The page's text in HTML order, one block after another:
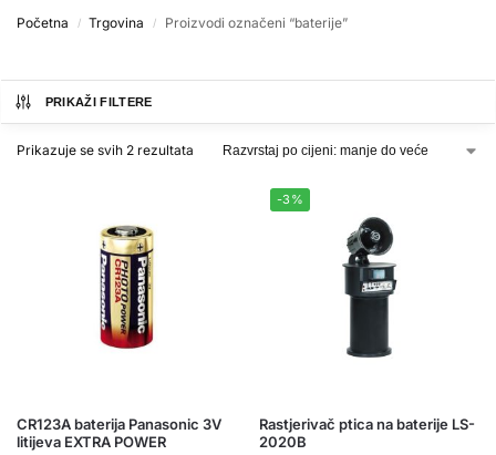
Početna / Trgovina / Proizvodi označeni “baterije”
PRIKAŽI FILTERE
Prikazuje se svih 2 rezultata
CR123A baterija Panasonic 3V
litijeva EXTRA POWER
-3%
Rastjerivač ptica na baterije LS-
2020B